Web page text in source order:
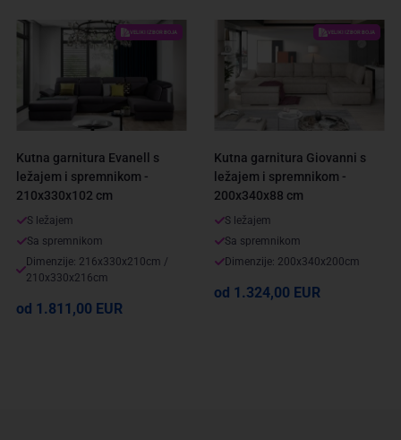
VELIKI IZBOR BOJA
Kutna garnitura Evanell s
ležajem i spremnikom -
210x330x102 cm
S ležajem
Sa spremnikom
Dimenzije: 216x330x210cm /
210x330x216cm
od 1.811,00 EUR
VELIKI IZBOR BOJA
Kutna garnitura Giovanni s
ležajem i spremnikom -
200x340x88 cm
S ležajem
Sa spremnikom
Dimenzije: 200x340x200cm
od 1.324,00 EUR